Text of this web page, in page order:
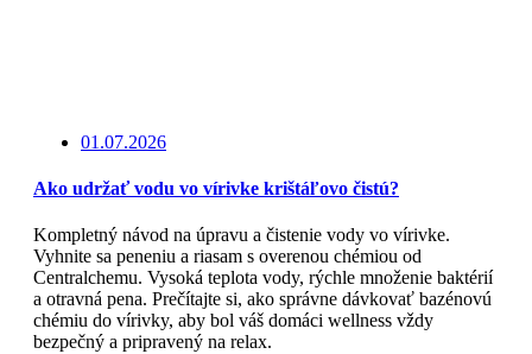
01.07.2026
Ako udržať vodu vo vírivke krištáľovo čistú?
Kompletný návod na úpravu a čistenie vody vo vírivke.
Vyhnite sa peneniu a riasam s overenou chémiou od
Centralchemu. Vysoká teplota vody, rýchle množenie baktérií
a otravná pena. Prečítajte si, ako správne dávkovať bazénovú
chémiu do vírivky, aby bol váš domáci wellness vždy
bezpečný a pripravený na relax.